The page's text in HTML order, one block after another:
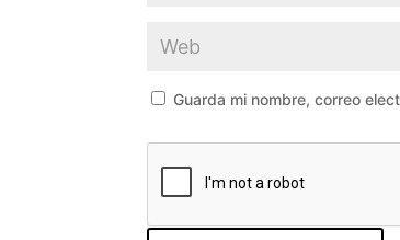
Guarda mi nombre, correo